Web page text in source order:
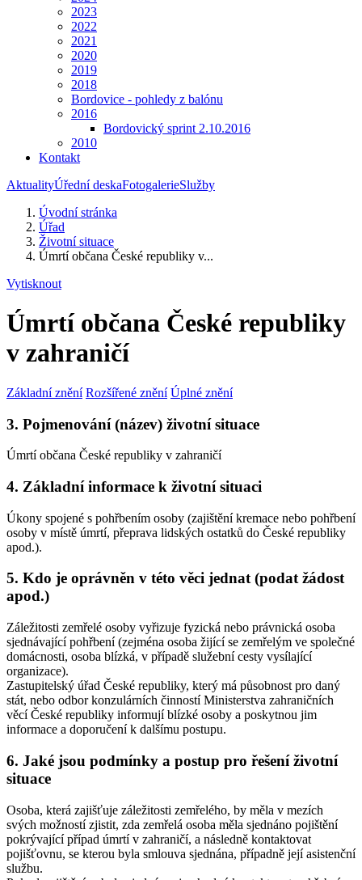
2023
2022
2021
2020
2019
2018
Bordovice - pohledy z balónu
2016
Bordovický sprint 2.10.2016
2010
Kontakt
AktualityÚřední deskaFotogalerieSlužby
Úvodní stránka
Úřad
Životní situace
Úmrtí občana České republiky v...
Vytisknout
Úmrtí občana České republiky
v zahraničí
Základní znění Rozšířené znění Úplné znění
3. Pojmenování (název) životní situace
Úmrtí občana České republiky v zahraničí
4. Základní informace k životní situaci
Úkony spojené s pohřbením osoby (zajištění kremace nebo pohřbení
osoby v místě úmrtí, přeprava lidských ostatků do České republiky
apod.).
5. Kdo je oprávněn v této věci jednat (podat žádost
apod.)
Záležitosti zemřelé osoby vyřizuje fyzická nebo právnická osoba
sjednávající pohřbení (zejména osoba žijící se zemřelým ve společné
domácnosti, osoba blízká, v případě služební cesty vysílající
organizace).
Zastupitelský úřad České republiky, který má působnost pro daný
stát, nebo odbor konzulárních činností Ministerstva zahraničních
věcí České republiky informují blízké osoby a poskytnou jim
informace a doporučení k dalšímu postupu.
6. Jaké jsou podmínky a postup pro řešení životní
situace
Osoba, která zajišťuje záležitosti zemřelého, by měla v mezích
svých možností zjistit, zda zemřelá osoba měla sjednáno pojištění
pokrývající případ úmrtí v zahraničí, a následně kontaktovat
pojišťovnu, se kterou byla smlouva sjednána, případně její asistenční
službu.